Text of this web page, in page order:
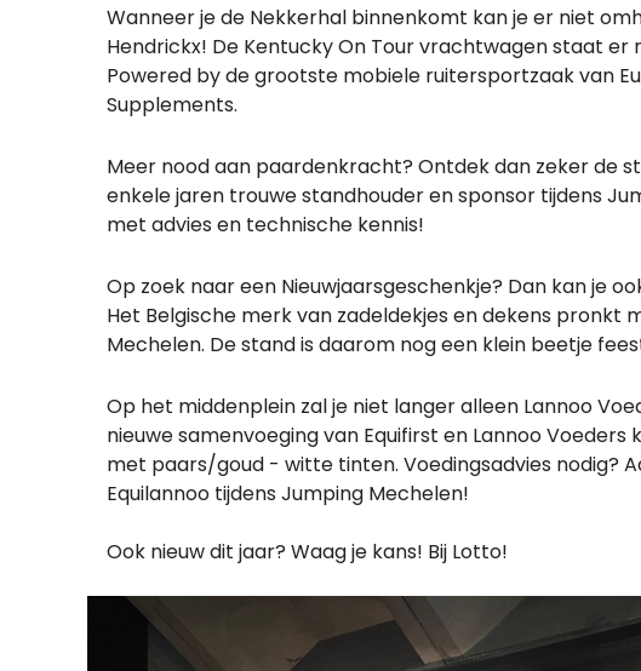
Wanneer je de Nekkerhal binnenkomt kan je er niet
Hendrickx! De Kentucky On Tour vrachtwagen staat
Powered by de grootste mobiele ruitersportzaak van
Supplements.
Meer nood aan paardenkracht? Ontdek dan zeker de
enkele jaren trouwe standhouder en sponsor tijdens
met advies en technische kennis!
Op zoek naar een Nieuwjaarsgeschenkje? Dan kan je
Het Belgische merk van zadeldekjes en dekens pronkt
Mechelen. De stand is daarom nog een klein beetje
Op het middenplein zal je niet langer alleen Lannoo
nieuwe samenvoeging van Equifirst en Lannoo
met paars/goud - witte tinten. Voedingsadvies nodig?
Equilannoo tijdens Jumping Mechelen!
Ook nieuw dit jaar? Waag je kans! Bij Lotto!